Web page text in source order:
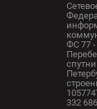
ФС 77 -
332